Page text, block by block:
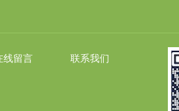
线留言 联系我们